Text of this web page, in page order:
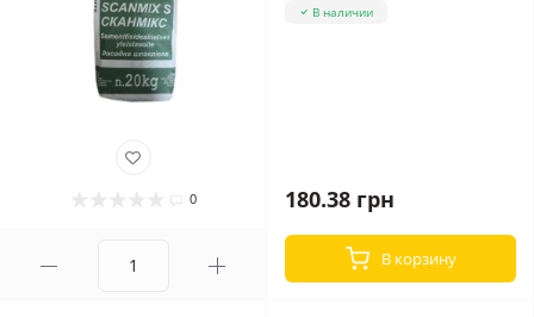
0
В наличии
180.38 грн
В корзину